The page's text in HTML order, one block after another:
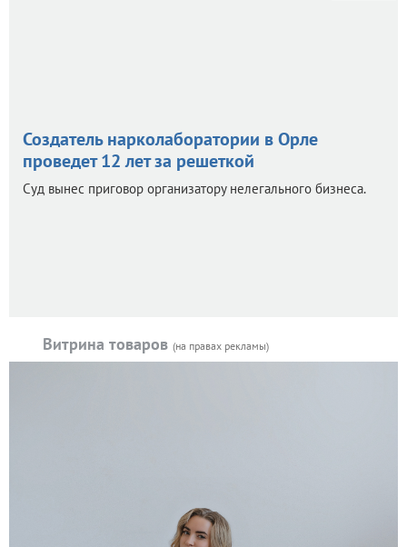
Создатель нарколаборатории в Орле
проведет 12 лет за решеткой
Суд вынес приговор организатору нелегального бизнеса.
Витрина товаров (на правах рекламы)